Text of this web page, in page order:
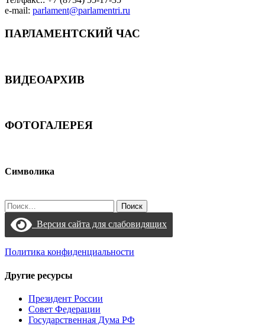
e-mail: parlament@parlamentri.ru
ПАРЛАМЕНТСКИЙ ЧАС
ВИДЕОАРХИВ
ФОТОГАЛЕРЕЯ
Символика
Найти:
Версия сайта для слабовидящих
Политика конфиденциальности
Другие ресурсы
Президент России
Совет Федерации
Государственная Дума РФ